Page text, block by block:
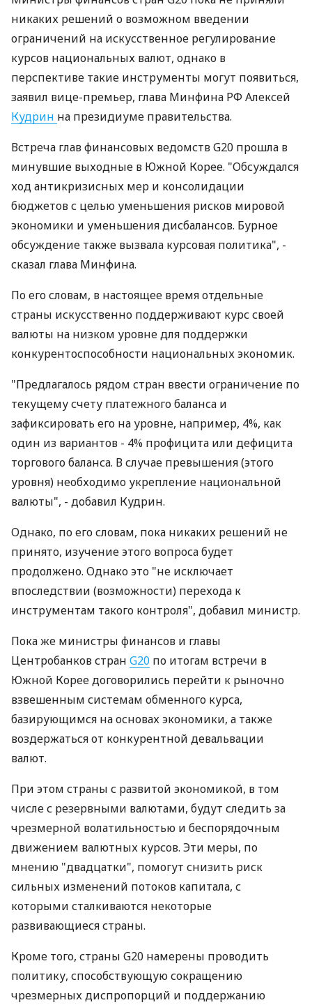
никаких решений о возможном введении
ограничений на искусственное регулирование
курсов национальных валют, однако в
перспективе такие инструменты могут появиться,
заявил вице-премьер, глава Минфина РФ Алексей
Кудрин на президиуме правительства.
Встреча глав финансовых ведомств G20 прошла в
минувшие выходные в Южной Корее. "Обсуждался
ход антикризисных мер и консолидации
бюджетов с целью уменьшения рисков мировой
экономики и уменьшения дисбалансов. Бурное
обсуждение также вызвала курсовая политика", -
сказал глава Минфина.
По его словам, в настоящее время отдельные
страны искусственно поддерживают курс своей
валюты на низком уровне для поддержки
конкурентоспособности национальных экономик.
"Предлагалось рядом стран ввести ограничение по
текущему счету платежного баланса и
зафиксировать его на уровне, например, 4%, как
один из вариантов - 4% профицита или дефицита
торгового баланса. В случае превышения (этого
уровня) необходимо укрепление национальной
валюты", - добавил Кудрин.
Однако, по его словам, пока никаких решений не
принято, изучение этого вопроса будет
продолжено. Однако это "не исключает
впоследствии (возможности) перехода к
инструментам такого контроля", добавил министр.
Пока же министры финансов и главы
Центробанков стран G20 по итогам встречи в
Южной Корее договорились перейти к рыночно
взвешенным системам обменного курса,
базирующимся на основах экономики, а также
воздержаться от конкурентной девальвации
валют.
При этом страны с развитой экономикой, в том
числе с резервными валютами, будут следить за
чрезмерной волатильностью и беспорядочным
движением валютных курсов. Эти меры, по
мнению "двадцатки", помогут снизить риск
сильных изменений потоков капитала, с
которыми сталкиваются некоторые
развивающиеся страны.
Кроме того, страны G20 намерены проводить
политику, способствующую сокращению
чрезмерных диспропорций и поддержанию